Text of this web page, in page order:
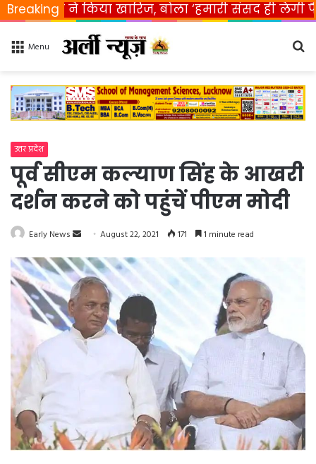
Breaking
ने किया खारिज, बोला ‘हमारी संसद ही लेगी फैसला’
Menu
उत्तर प्रदेश
पूर्व सीएम कल्याण सिंह के आखरी
दर्शन करने को पहुंचें पीएम मोदी
Early News
n
d
a
e
m
August 22, 2021 171 1 minute read